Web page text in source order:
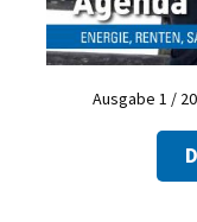
Ausgabe 1 /